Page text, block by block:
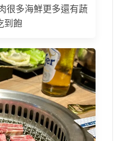
很多海鮮更多還有蔬
到飽